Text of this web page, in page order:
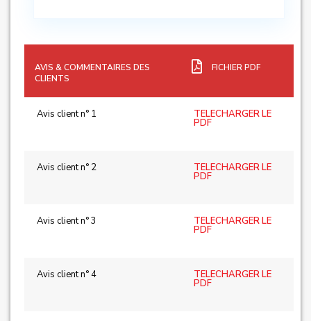
AVIS & COMMENTAIRES DES
CLIENTS
FICHIER PDF
Avis client n° 1 TELECHARGER LE
PDF
Avis client n° 2 TELECHARGER LE
PDF
Avis client n° 3 TELECHARGER LE
PDF
Avis client n° 4 TELECHARGER LE
PDF